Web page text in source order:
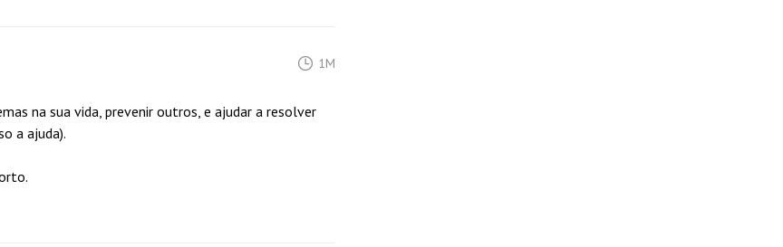
1M
na sua vida, prevenir outros, e ajudar a resolver
a ajuda).